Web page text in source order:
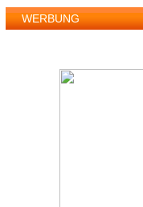
WERBUNG